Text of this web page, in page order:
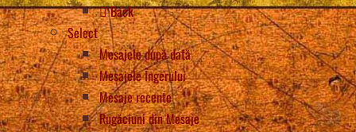
Back
Select
Mesajele după dată
Mesajele Îngerului
Mesaje recente
Rugăciuni din Mesaje